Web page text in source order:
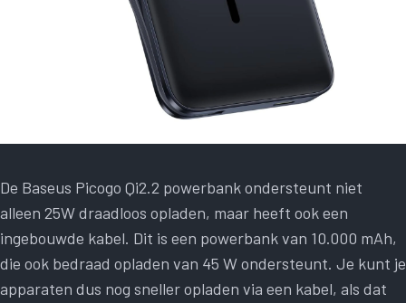
De Baseus Picogo Qi2.2 powerbank ondersteunt niet
alleen 25W draadloos opladen, maar heeft ook een
ingebouwde kabel. Dit is een powerbank van 10.000 mAh,
die ook bedraad opladen van 45 W ondersteunt. Je kunt je
apparaten dus nog sneller opladen via een kabel, als dat